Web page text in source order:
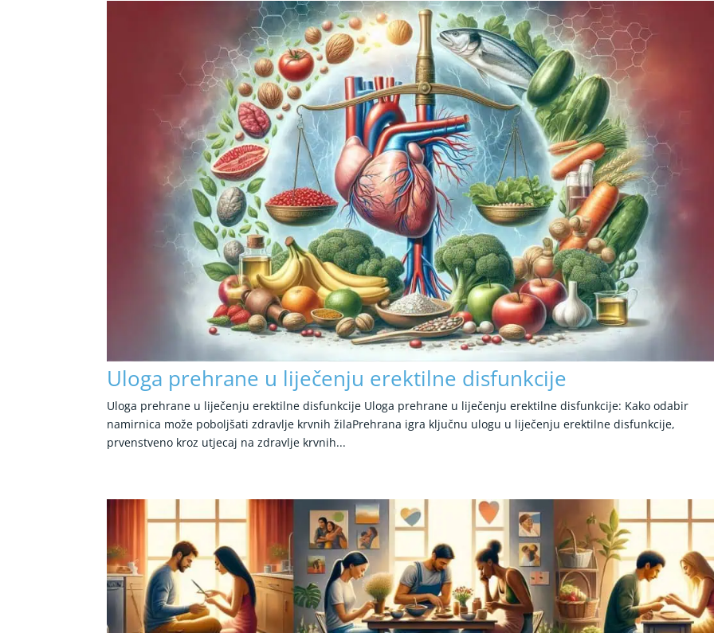
Uloga prehrane u liječenju erektilne disfunkcije
Uloga prehrane u liječenju erektilne disfunkcije Uloga prehrane u liječenju erektilne disfunkcije: Kako odabir
namirnica može poboljšati zdravlje krvnih žilaPrehrana igra ključnu ulogu u liječenju erektilne disfunkcije,
prvenstveno kroz utjecaj na zdravlje krvnih...